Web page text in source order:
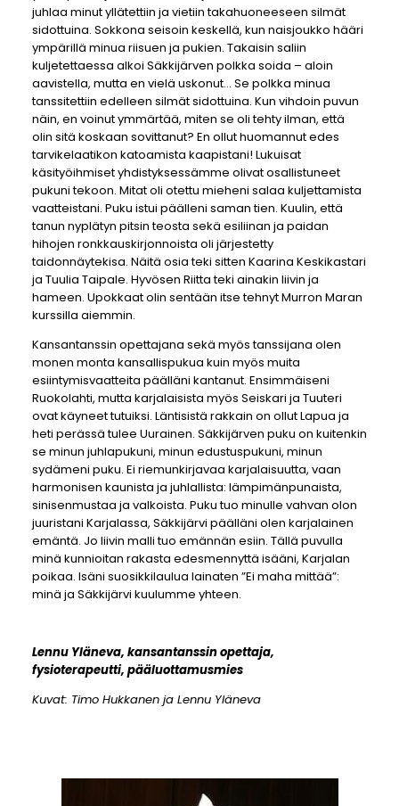
juhlaa minut yllätettiin ja vietiin takahuoneeseen silmät
sidottuina. Sokkona seisoin keskellä, kun naisjoukko hääri
ympärillä minua riisuen ja pukien. Takaisin saliin
kuljetettaessa alkoi Säkkijärven polkka soida – aloin
aavistella, mutta en vielä uskonut... Se polkka minua
tanssitettiin edelleen silmät sidottuina. Kun vihdoin puvun
näin, en voinut ymmärtää, miten se oli tehty ilman, että
olin sitä koskaan sovittanut? En ollut huomannut edes
tarvikelaatikon katoamista kaapistani! Lukuisat
käsityöihmiset yhdistyksessämme olivat osallistuneet
pukuni tekoon. Mitat oli otettu mieheni salaa kuljettamista
vaatteistani. Puku istui päälleni saman tien. Kuulin, että
tanun nyplätyn pitsin teosta sekä esiliinan ja paidan
hihojen ronkkauskirjonnoista oli järjestetty
taidonnäytekisa. Näitä osia teki sitten Kaarina Keskikastari
ja Tuulia Taipale. Hyvösen Riitta teki ainakin liivin ja
hameen. Upokkaat olin sentään itse tehnyt Murron Maran
kurssilla aiemmin.
Kansantanssin opettajana sekä myös tanssijana olen
monen monta kansallispukua kuin myös muita
esiintymisvaatteita päälläni kantanut. Ensimmäiseni
Ruokolahti, mutta karjalaisista myös Seiskari ja Tuuteri
ovat käyneet tutuiksi. Läntisistä rakkain on ollut Lapua ja
heti perässä tulee Uurainen. Säkkijärven puku on kuitenkin
se minun juhlapukuni, minun edustuspukuni, minun
sydämeni puku. Ei riemunkirjavaa karjalaisuutta, vaan
harmonisen kaunista ja juhlallista: lämpimänpunaista,
sinisenmustaa ja valkoista. Puku tuo minulle vahvan olon
juuristani Karjalassa, Säkkijärvi päälläni olen karjalainen
emäntä. Jo liivin malli tuo emännän esiin. Tällä puvulla
minä kunnioitan rakasta edesmennyttä isääni, Karjalan
poikaa. Isäni suosikkilaulua lainaten ”Ei maha mittää”:
minä ja Säkkijärvi kuulumme yhteen.
Lennu Yläneva, kansantanssin opettaja,
fysioterapeutti, pääluottamusmies
Kuvat: Timo Hukkanen ja Lennu Yläneva